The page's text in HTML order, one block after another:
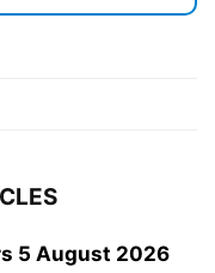
5 August 2026